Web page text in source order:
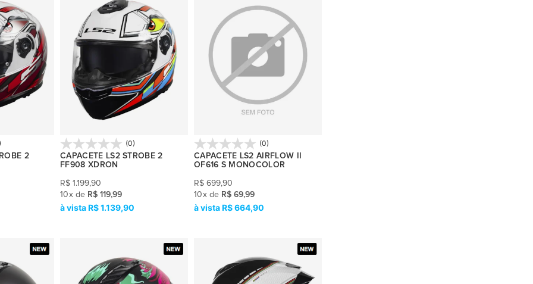
2
(0)
CAPACETE LS2 STROBE 2
FF908 XDRON
R$ 1.199,90
10x de R$ 119,99
R$ 1.139,90
(0)
CAPACETE LS2 AIRFLOW II
OF616 S MONOCOLOR
R$ 699,90
10x de R$ 69,99
R$ 664,90